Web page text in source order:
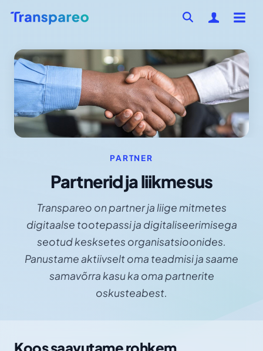
PARTNER
Partnerid ja liikmesus
Transpareo on partner ja liige mitmetes
digitaalse tootepassi ja digitaliseerimisega
seotud kesksetes organisatsioonides.
Panustame aktiivselt oma teadmisi ja saame
samavõrra kasu ka oma partnerite
oskusteabest.